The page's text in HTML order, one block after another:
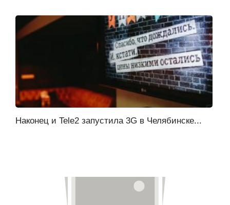
Наконец и Tele2 запустила 3G в Челябинске...